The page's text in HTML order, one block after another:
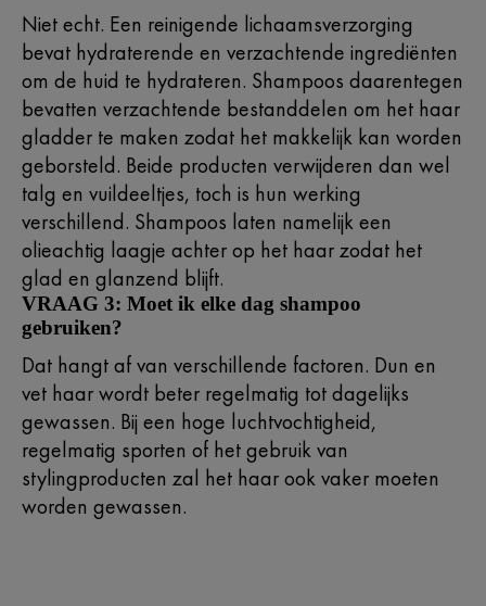
Niet echt. Een reinigende lichaamsverzorging
bevat hydraterende en verzachtende ingrediënten
om de huid te hydrateren. Shampoos daarentegen
bevatten verzachtende bestanddelen om het haar
gladder te maken zodat het makkelijk kan worden
geborsteld. Beide producten verwijderen dan wel
talg en vuildeeltjes, toch is hun werking
verschillend. Shampoos laten namelijk een
olieachtig laagje achter op het haar zodat het
glad en glanzend blijft.
VRAAG 3: Moet ik elke dag shampoo
gebruiken?
Dat hangt af van verschillende factoren. Dun en
vet haar wordt beter regelmatig tot dagelijks
gewassen. Bij een hoge luchtvochtigheid,
regelmatig sporten of het gebruik van
stylingproducten zal het haar ook vaker moeten
worden gewassen.